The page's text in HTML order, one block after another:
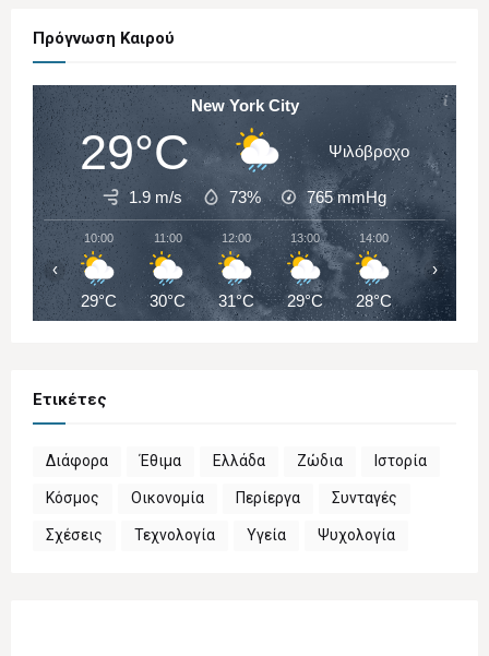
Πρόγνωση Καιρού
New York City
29°C Ψιλόβροχο
1.9 m/s 73% 765mmHg
10:00
29°C
11:00
30°C
12:00
31°C
13:00
29°C
14:00
28°C
15:00
30°C
‹ ›
Ετικέτες
Διάφορα Έθιμα Ελλάδα Ζώδια Ιστορία
Κόσμος Οικονομία Περίεργα Συνταγές
Σχέσεις Τεχνολογία Υγεία Ψυχολογία